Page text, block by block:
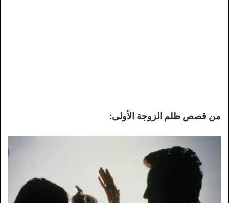
من قصص ظلم الزوجة الأولى: